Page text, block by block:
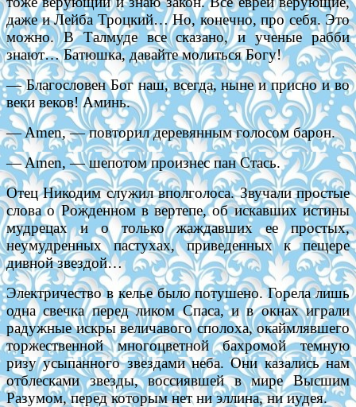
даже и Лейба Троцкий… Но, конечно, про себя. Это
можно. В Талмуде все сказано, и ученые рабби
знают… Батюшка, давайте молиться Богу!
— Благословен Бог наш, всегда, ныне и присно и во
веки веков! Аминь.
— Amen, — повторил деревянным голосом барон.
— Amen, — шепотом произнес пан Стась.
Отец Никодим служил вполголоса. Звучали простые
слова о Рожденном в вертепе, об искавших истины
мудрецах и о только жаждавших ее простых,
неумудренных пастухах, приведенных к пещере
дивной звездой…
Электричество в келье было потушено. Горела лишь
одна свечка перед ликом Спаса, и в окнах играли
радужные искры величавого сполоха, окаймлявшего
торжественной многоцветной бахромой темную
ризу усыпанного звездами неба. Они казались нам
отблесками звезды, воссиявшей в мире Высшим
Разумом, перед которым нет ни эллина, ни иудея.